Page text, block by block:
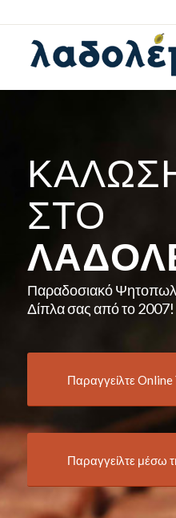
ΣΤΟ
Παραδοσιακό
Δίπλα σας από το 2007!
Παραγγείλτε
Παραγγείλτε μέσω